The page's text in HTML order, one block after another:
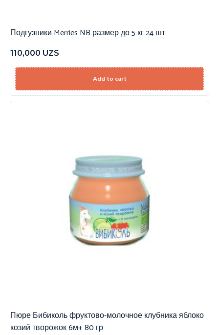
Подгузники Merries NB размер до 5 кг 24 шт
110,000 UZS
Add to cart
Пюре Бибиколь фруктово-молочное клубника яблоко
козий творожок 6м+ 80 гр